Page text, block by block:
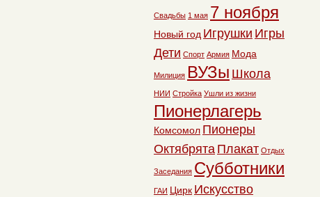
Свадьбы 1 мая 7 ноября
Новый год Игрушки Игры
Дети Спорт Армия Мода
Милиция ВУЗы Школа
НИИ Стройка Ушли из жизни
Пионерлагерь
Комсомол Пионеры
Октябрята Плакат Отдых
Заседания Субботники
ГАИ Цирк Искусство